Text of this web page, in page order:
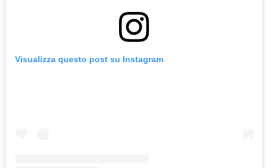
Visualizza questo post su Instagram